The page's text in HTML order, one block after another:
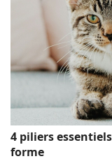
4 piliers
forme